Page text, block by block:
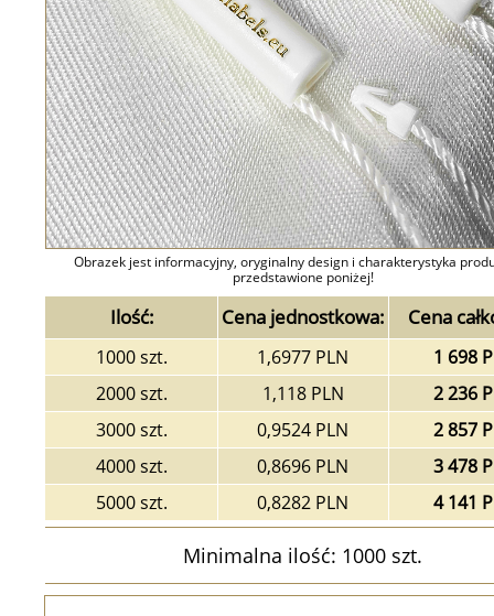
Obrazek jest informacyjny, oryginalny design i charakterystyka
przedstawione poniżej!
Ilość: Cena jednostkowa: Cena
1000 szt. 1,6977 PLN
1 698
2000 szt.
1,118 PLN
2 236
3000 szt.
0,9524 PLN
2 857
4000 szt.
0,8696 PLN
3 478
5000 szt.
0,8282 PLN 4 141
Minimalna ilość: 1000 szt.